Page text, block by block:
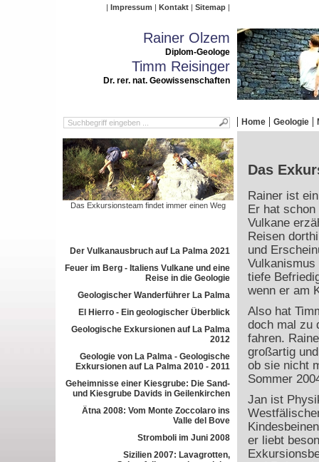
Impressum Kontakt Sitemap
Rainer Olzem
Diplom-Geologe
Timm Reisinger
Dr. rer. nat. Geowissenschaften
Home Geologie
Das Exkursionsteam findet immer einen Weg
Der Vulkanausbruch auf La Palma 2021
Feuer im Berg - Italiens Vulkane und eine
Reise in die Geologie
Geologischer Wanderführer La Palma
El Hierro - Ein geologischer Überblick
Geologische Exkursionen auf La Palma
2012
Geologie von La Palma - Geologische
Exkursionen auf La Palma 2010 - 2011
Geheimnisse einer Kiesgrube: Die Sand-
und Kiesgrube Davids in Geilenkirchen
Ätna 2008: Vom Monte Zoccolaro ins
Valle del Bove
Stromboli im Juni 2008
Sizilien 2007: Lavagrotten,
Das
Rainer ist
Er hat
Vulkane
Reisen
und
Vulkanismus
tiefe
wenn er am
Also hat
doch mal zu
fahren.
großartig
ob sie nicht
Sommer
Jan ist
er liebt